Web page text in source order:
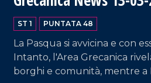
ST 1 PUNTATA 48
La Pasqua si avvicina e con
Intanto, l'Area Grecanica
borghi e comunità, mentre a
VAI AL TITOLO